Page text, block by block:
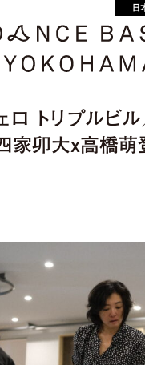
日
ロ トリプルビ
家卯大ｘ高橋萌